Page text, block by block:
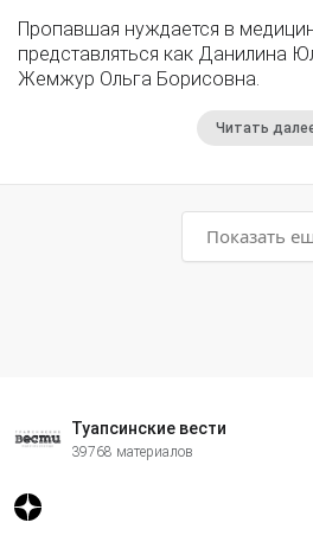
Пропавшая нуждается в
представляться как Данилина
Жемжур Ольга Борисовна.
Читать
Показать
Туапсинские вести
39768 материалов